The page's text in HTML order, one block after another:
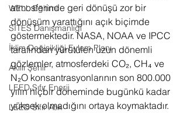
WELL Eğitimi
SITES Danışmanlığı
İklim Değişikliği Eylem Planı
Akıllı Şehir
LEED Sıfır Enerji
LEED Sıfır Atık
atmosferinde geri dönüşü zor bir
dönüşüm yarattığını açık biçimde
göstermektedir. NASA, NOAA ve IPCC
tarafından yürütülen uzun dönemli
gözlemler, atmosferdeki CO₂, CH₄ ve
N₂O konsantrasyonlarının son 800.000
yılın hiçbir döneminde bugünkü kadar
yüksek olmadığını ortaya koymaktadır.